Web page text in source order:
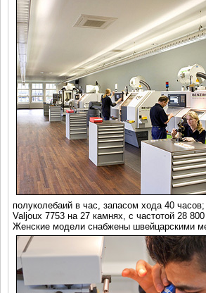
полуколебаий в час, запасом хода 40 часов;
Valjoux 7753 на 27 камнях, с частотой 28
Женские модели снабжены швейцарскими